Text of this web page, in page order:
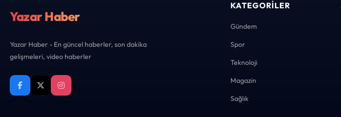
Yazar Haber
Yazar Haber - En güncel haberler, son dakika
gelişmeleri, video haberler
KATEGORILER
Gündem
Spor
Teknoloji
Magazin
Sağlık